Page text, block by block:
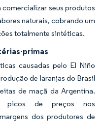
seus produtos
naturais, cobrando um
totalmente sintéticas.
primas
causadas pelo El Niño
de laranjas do Brasil
de maçã da Argentina.
picos de preços nos
dos produtores de